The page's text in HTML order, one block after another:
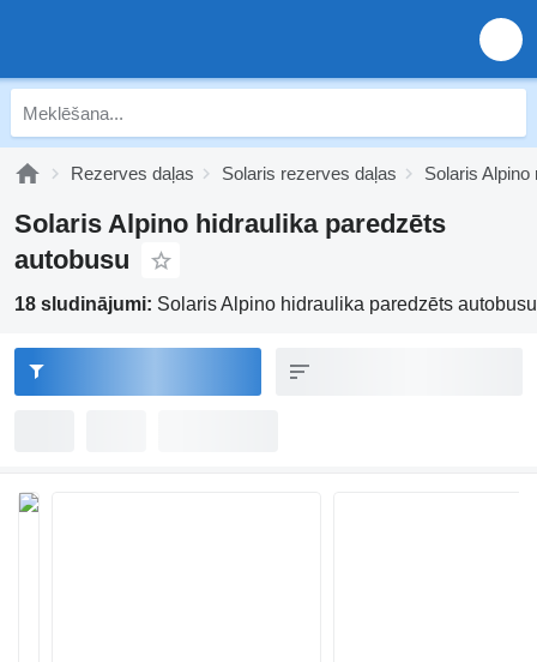
Rezerves daļas Solaris rezerves daļas Solaris
Solaris Alpino hidraulika paredzēts
autobusu
18 sludinājumi: Solaris Alpino hidraulika paredzēts autobusu